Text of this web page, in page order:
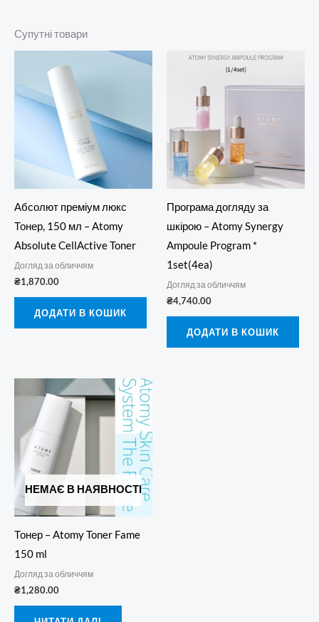
Супутні товари
Абсолют преміум люкс
Тонер, 150 мл – Atomy
Absolute CellActive Toner
Догляд за обличчям
₴1,870.00
ДОДАТИ В КОШИК
Програма догляду за
шкірою – Atomy Synergy
Ampoule Program *
1set(4ea)
Догляд за обличчям
₴4,740.00
ДОДАТИ В КОШИК
НЕМАЄ В НАЯВНОСТІ
Тонер – Atomy Toner Fame
150 ml
Догляд за обличчям
₴1,280.00